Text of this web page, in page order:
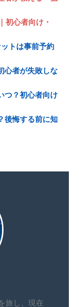
初心者向け・
トは事前予約
心者が失敗しな
つ？初心者向け
後悔する前に知
旅し、現在